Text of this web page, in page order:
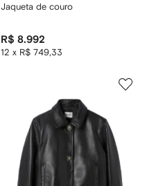
Jaqueta de couro
R$ 8.992
12 x R$ 749,33